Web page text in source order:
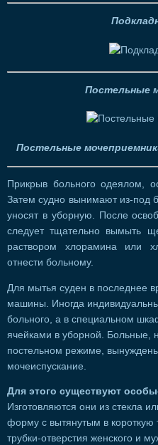
Постельные
Постельные
Прикрыв больного одеялом,
Затем судно вынимают из-под
уносят в уборную. После
следует тщательно вымыть
раствором хлорамина или
отнести больному.
Для мытья суден в последнее
машины. Иногда
больного, а в специальном
ячейками в уборной. Больные,
постельном режиме,
мочеиспускание.
Для этого существуют
Изготовляются они из стекла
форму с вытянутым в короткую
трубки-отверстия женского и